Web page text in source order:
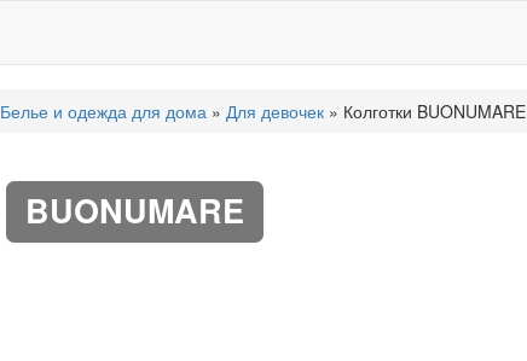
Белье и одежда для дома » Для девочек » Колготки BUONUMARE
BUONUMARE